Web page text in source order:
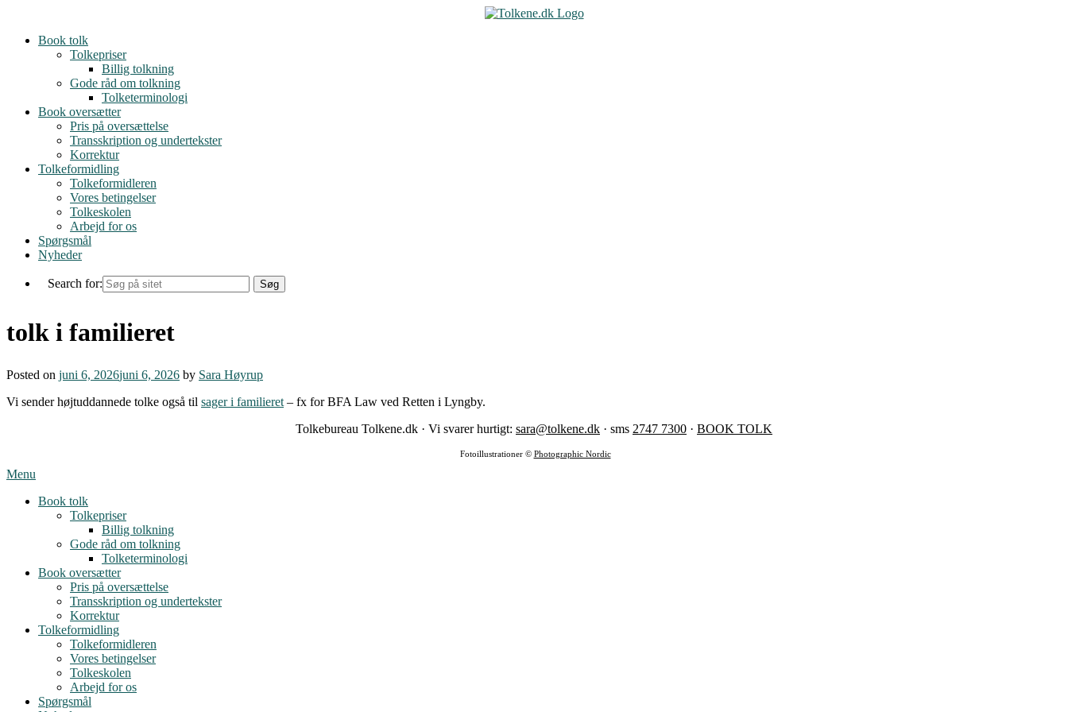
contentBook tolk
Tolkepriser
Billig tolkning
Gode råd om tolkning
Tolketerminologi
Book oversætter
Pris på oversættelse
Transskription og undertekster
Korrektur
Tolkeformidling
Tolkeformidleren
Vores betingelser
Tolkeskolen
Arbejd for os
Spørgsmål
Nyheder
Search for:
tolk i familieret
Posted on juni 6, 2026juni 6, 2026 by Sara Høyrup
Vi sender højtuddannede tolke også til sager i familieret – fx for BFA Law ved Retten i Lyngby.
Tolkebureau Tolkene.dk · Vi svarer hurtigt: sara@tolkene.dk · sms 2747 7300 · BOOK TOLK
Fotoillustrationer © Photographic Nordic
Menu
Book tolk
Tolkepriser
Billig tolkning
Gode råd om tolkning
Tolketerminologi
Book oversætter
Pris på oversættelse
Transskription og undertekster
Korrektur
Tolkeformidling
Tolkeformidleren
Vores betingelser
Tolkeskolen
Arbejd for os
Spørgsmål